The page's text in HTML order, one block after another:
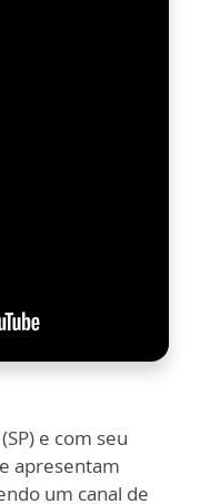
e com seu
apresentam
um canal de